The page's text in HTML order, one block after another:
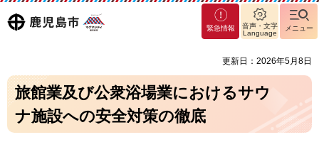
鹿児島
マグ
マシ
緊急情報
音声・文字
Language
メニュー
更新日：2026年5月8日
旅館業及び公衆浴場業におけるサウ
ナ施設への安全対策の徹底